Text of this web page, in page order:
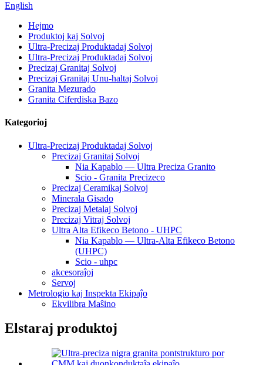
English
Hejmo
Produktoj kaj Solvoj
Ultra-Precizaj Produktadaj Solvoj
Ultra-Precizaj Produktadaj Solvoj
Precizaj Granitaj Solvoj
Precizaj Granitaj Unu-haltaj Solvoj
Granita Mezurado
Granita Ciferdiska Bazo
Kategorioj
Ultra-Precizaj Produktadaj Solvoj
Precizaj Granitaj Solvoj
Nia Kapablo — Ultra Preciza Granito
Scio - Granita Precizeco
Precizaj Ceramikaj Solvoj
Minerala Gisado
Precizaj Metalaj Solvoj
Precizaj Vitraj Solvoj
Ultra Alta Efikeco Betono - UHPC
Nia Kapablo — Ultra-Alta Efikeco Betono
(UHPC)
Scio - uhpc
akcesoraĵoj
Servoj
Metrologio kaj Inspekta Ekipaĵo
Ekvilibra Maŝino
Elstaraj produktoj